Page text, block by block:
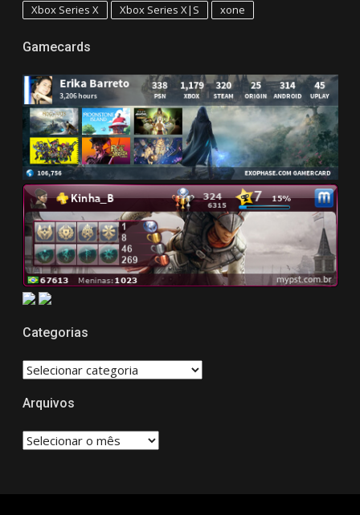
Xbox Series X
Xbox Series X|S xone
Gamecards
Categorias
CATEGORIAS
Arquivos
Arquivos